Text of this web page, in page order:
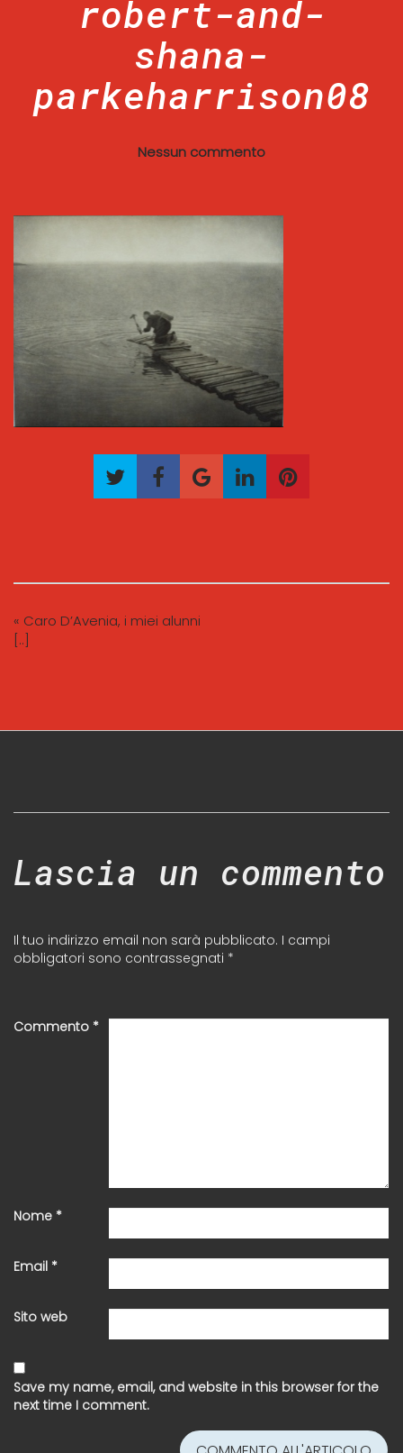
robert-and-
shana-
parkeharrison08
Nessun commento
« Caro D’Avenia, i miei alunni
[..]
Lascia un commento
Il tuo indirizzo email non sarà pubblicato. I campi
obbligatori sono contrassegnati *
Commento *
Nome *
Email *
Sito web
Save my name, email, and website in this browser for the
next time I comment.